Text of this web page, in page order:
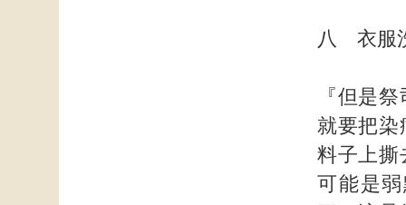
八 衣服
『但是
就要把染
料子上撕
可能是